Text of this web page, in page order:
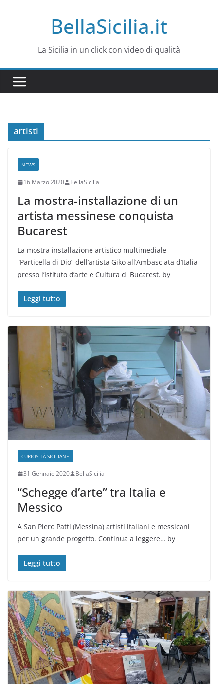
BellaSicilia.it
La Sicilia in un click con video di qualità
artisti
NEWS
16 Marzo 2020 BellaSicilia
La mostra-installazione di un
artista messinese conquista
Bucarest
La mostra installazione artistico multimediale
“Particella di Dio” dell’artista Giko all’Ambasciata d’Italia
presso l’Istituto d’arte e Cultura di Bucarest. by
Leggi tutto
CURIOSITÀ SICILIANE
31 Gennaio 2020 BellaSicilia
“Schegge d’arte” tra Italia e
Messico
A San Piero Patti (Messina) artisti italiani e messicani
per un grande progetto. Continua a leggere… by
Leggi tutto